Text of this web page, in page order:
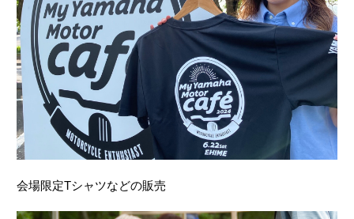
会場限定Tシャツなどの販売